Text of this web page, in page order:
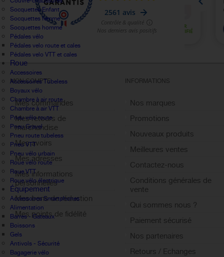
Socquettes Enfant
Socquettes femme
Socquettes homme
Pédales vélo
Pédales velo route et cales
Pédales velo VTT et cales
Roue
Accessoires
Accessoires Tubeless
Boyaux vélo
Chambre à air route
Chambre à air VTT
Pneu vélo route
Pneu Gravel
Pneu route tubeless
Pneu VTT
Pneu vélo urbain
Roue vélo route
Roue VTT
Roue vélo électrique
Équipement
Accessoires Smartphones
Alimentation
Barres - Gateaux
Boissons
Gels
Antivols - Sécurité
Bagagerie vélo
MON COMPTE
Mes commandes
Mes retours de
marchandise
Mes avoirs
Mes adresses
Mes informations
personnelles
Mes bons de réduction
Mes points de fidélité
Sign out
INFORMATIONS
Nos marques
Promotions
Nouveaux produits
Meilleures ventes
Contactez-nous
Conditions générales de
vente
Qui sommes nous ?
Paiement sécurisé
Nos partenaires
Retours / Echanges